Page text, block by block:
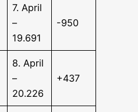
7. April
–
19.691
-950
8. April
–
20.226
+437